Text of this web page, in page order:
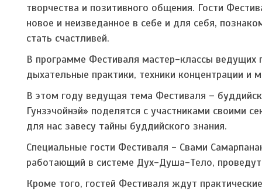
творчества и позитивного общения. Гости
новое и неизведанное в себе и для себя,
стать счастливей.
В программе Фестиваля мастер-классы ведущих
дыхательные практики, техники концентрации
В этом году ведущая тема Фестиваля –
Гунзэчойнэй» поделятся с участниками своими
для нас завесу тайны буддийского знания.
Специальные гости Фестиваля - Свами
работающий в системе Дух-Душа-Тело, проведут
Кроме того, гостей Фестиваля ждут